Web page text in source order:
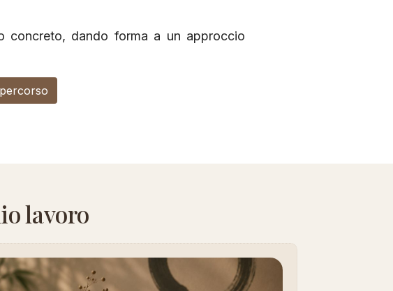
concreto, dando forma a un approccio
lavoro